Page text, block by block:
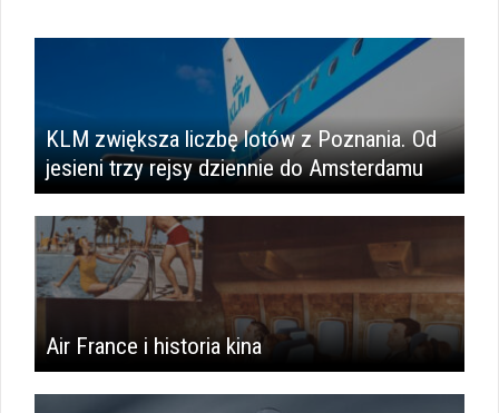
KLM zwiększa liczbę lotów z Poznania. Od
jesieni trzy rejsy dziennie do Amsterdamu
Air France i historia kina